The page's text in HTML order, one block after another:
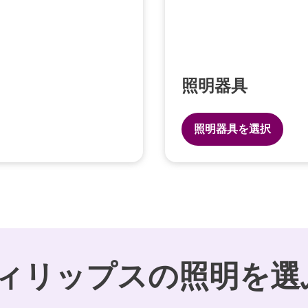
照明器具
照明器具を選択
リップスの照明を選